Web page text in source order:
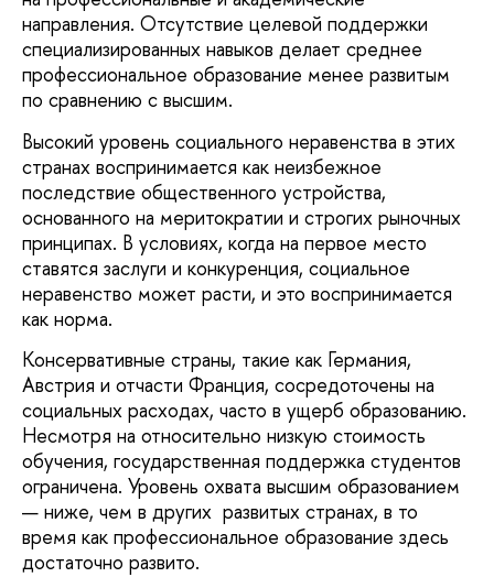
направления. Отсутствие целевой поддержки
специализированных навыков делает среднее
профессиональное образование менее развитым
по сравнению с высшим.
Высокий уровень социального неравенства в этих
странах воспринимается как неизбежное
последствие общественного устройства,
основанного на меритократии и строгих рыночных
принципах. В условиях, когда на первое место
ставятся заслуги и конкуренция, социальное
неравенство может расти, и это воспринимается
как норма.
Консервативные страны, такие как Германия,
Австрия и отчасти Франция, сосредоточены на
социальных расходах, часто в ущерб образованию.
Несмотря на относительно низкую стоимость
обучения, государственная поддержка студентов
ограничена. Уровень охвата высшим образованием
— ниже, чем в других развитых странах, в то
время как профессиональное образование здесь
достаточно развито.